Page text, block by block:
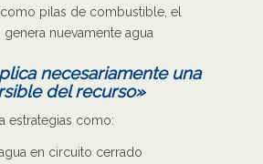
pilas de combustible, el
nuevamente agua
necesariamente una
del recurso»
estrategias como:
en circuito cerrado